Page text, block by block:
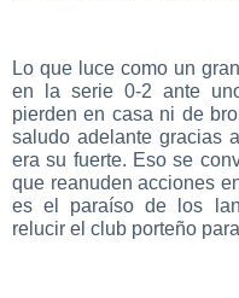
Lo que luce como un
en la serie 0-2 ante
pierden en casa ni de
saludo adelante gracias
era su fuerte. Eso se
que reanuden acciones
es el paraíso de los
relucir el club porteño